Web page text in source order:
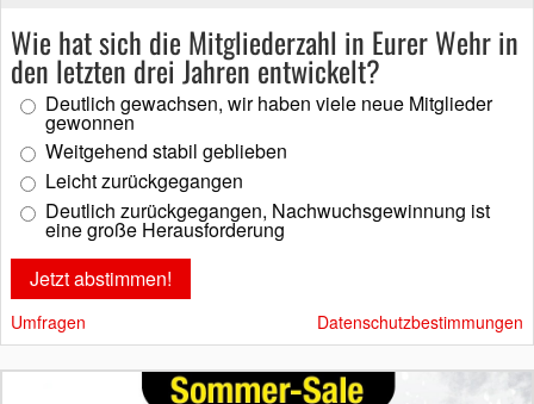
Wie hat sich die Mitgliederzahl in Eurer Wehr in
den letzten drei Jahren entwickelt?
Deutlich gewachsen, wir haben viele neue Mitglieder
gewonnen
Weitgehend stabil geblieben
Leicht zurückgegangen
Deutlich zurückgegangen, Nachwuchsgewinnung ist
eine große Herausforderung
Umfragen Datenschutzbestimmungen